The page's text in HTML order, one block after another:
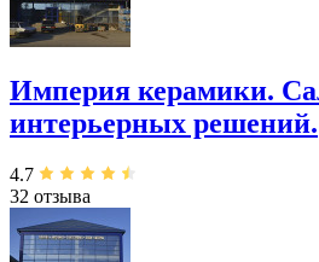
Империя керамики.
интерьерных решений.
4.7
32 отзыва